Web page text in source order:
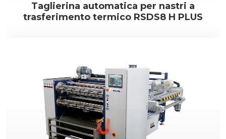
Taglierina automatica per nastri a
trasferimento termico RSDS8 H PLUS